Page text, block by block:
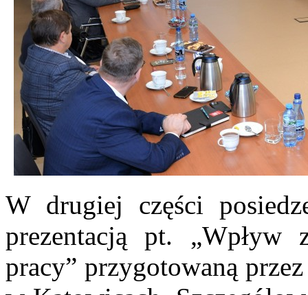
W drugiej części
prezentacją pt. „Wpływ
pracy” przygotowaną